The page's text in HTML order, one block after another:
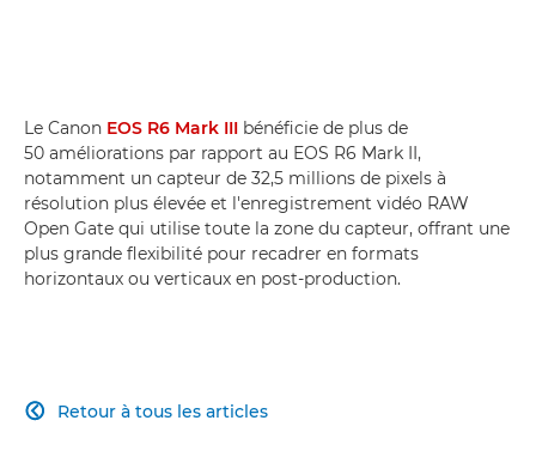
Le Canon EOS R6 Mark III bénéficie de plus de
50 améliorations par rapport au EOS R6 Mark II,
notamment un capteur de 32,5 millions de pixels à
résolution plus élevée et l'enregistrement vidéo RAW
Open Gate qui utilise toute la zone du capteur, offrant une
plus grande flexibilité pour recadrer en formats
horizontaux ou verticaux en post-production.
Retour à tous les articles
